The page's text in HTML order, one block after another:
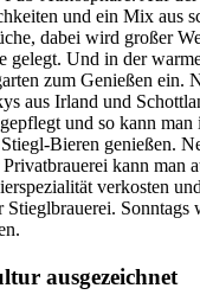
und ein Mix aus
dabei wird großer
gelegt. Und in der
zum Genießen ein.
aus Irland und
und so kann man
Bieren genießen.
kann man
verkosten
Stieglbrauerei.
ausgezeichnet